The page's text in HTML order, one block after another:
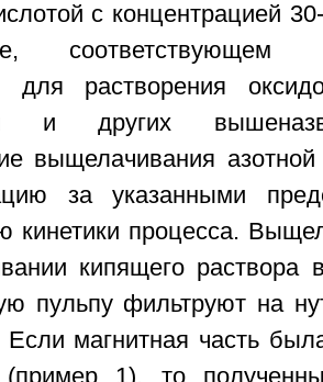
с концентрацией
соответствующем
для растворения
и других
выщелачивания
за указанными
кинетики процесса.
кипящего раствора
пульпу фильтруют на
магнитная часть
(пример 1), то